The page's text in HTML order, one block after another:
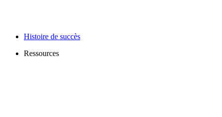
Histoire de succès
Ressources